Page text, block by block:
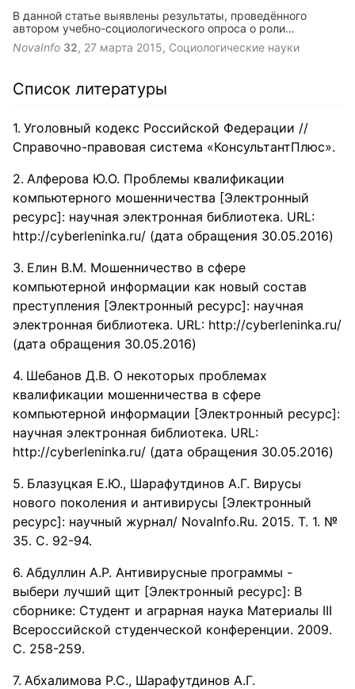
В данной статье выявлены результаты, проведённого
автором учебно-социологического опроса о роли
интернета в жизни студента. Выявлено отношение
студентов к интернету Арктического государственного
NovaInfo 32, 27 марта 2015, Социологические науки
Список литературы
Уголовный кодекс Российской Федерации //
Справочно-правовая система «КонсультантПлюс».
Алферова Ю.О. Проблемы квалификации
компьютерного мошенничества [Электронный
ресурс]: научная электронная библиотека. URL:
http://cyberleninka.ru/ (дата обращения 30.05.2016)
Елин В.М. Мошенничество в сфере
компьютерной информации как новый состав
преступления [Электронный ресурс]: научная
электронная библиотека. URL: http://cyberleninka.ru/
(дата обращения 30.05.2016)
Шебанов Д.В. О некоторых проблемах
квалификации мошенничества в сфере
компьютерной информации [Электронный ресурс]:
научная электронная библиотека. URL:
http://cyberleninka.ru/ (дата обращения 30.05.2016)
Блазуцкая Е.Ю., Шарафутдинов А.Г. Вирусы
нового поколения и антивирусы [Электронный
ресурс]: научный журнал/ NovaInfo.Ru. 2015. Т. 1. №
35. С. 92-94.
Абдуллин А.Р. Антивирусные программы -
выбери лучший щит [Электронный ресурс]: В
сборнике: Студент и аграрная наука Материалы III
Всероссийской студенческой конференции. 2009.
С. 258-259.
Абхалимова Р.С., Шарафутдинов А.Г.